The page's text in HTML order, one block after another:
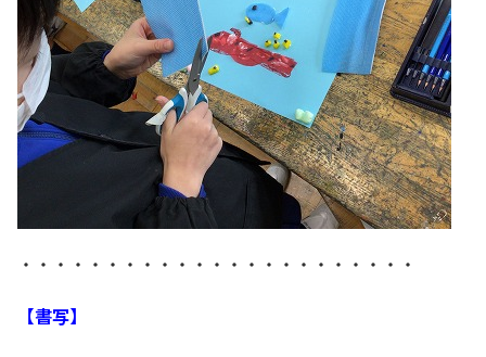
・・・・・・・・・・・・・・・・・・・・・・・
【書写】